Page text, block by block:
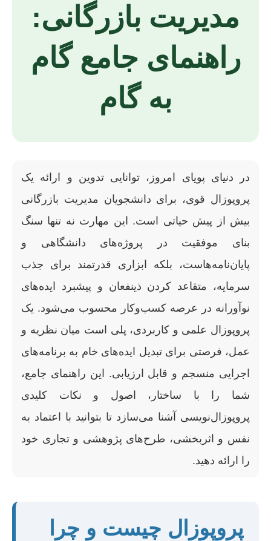
مدیریت بازرگانی:
راهنمای جامع گام
به گام
در دنیای پویای امروز، توانایی تدوین و ارائه یک
پروپوزال قوی، برای دانشجویان مدیریت بازرگانی
بیش از پیش حیاتی است. این مهارت نه تنها سنگ
بنای موفقیت در پروژه‌های دانشگاهی و
پایان‌نامه‌هاست، بلکه ابزاری قدرتمند برای جذب
سرمایه، متقاعد کردن ذینفعان و پیشبرد ایده‌های
نوآورانه در عرصه کسب‌وکار محسوب می‌شود. یک
پروپوزال علمی و کاربردی، پلی است میان نظریه و
عمل، فرصتی برای تبدیل ایده‌های خام به برنامه‌های
اجرایی منسجم و قابل ارزیابی. این راهنمای جامع،
شما را با ساختار، اصول و نکات کلیدی
پروپوزال‌نویسی آشنا می‌سازد تا بتوانید با اعتماد به
نفس و اثربخشی، طرح‌های پژوهشی و تجاری خود
را ارائه دهید.
پروپوزال چیست و چرا